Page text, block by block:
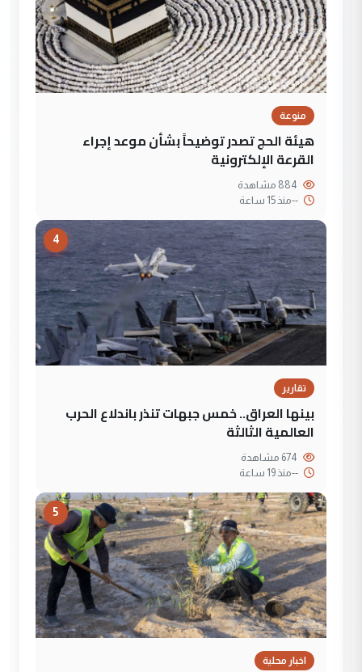
منوعة
هيئة الحج تصدر توضيحاً بشأن موعد إجراء
القرعة الإلكترونية
--منذ 15 ساعة
4
تقارير
بينها العراق.. خمس جبهات تنذر باندلاع الحرب
العالمية الثالثة
--منذ 19 ساعة
5
اخبار محلية